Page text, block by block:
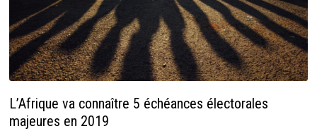
L’Afrique va connaître 5 échéances électorales
majeures en 2019